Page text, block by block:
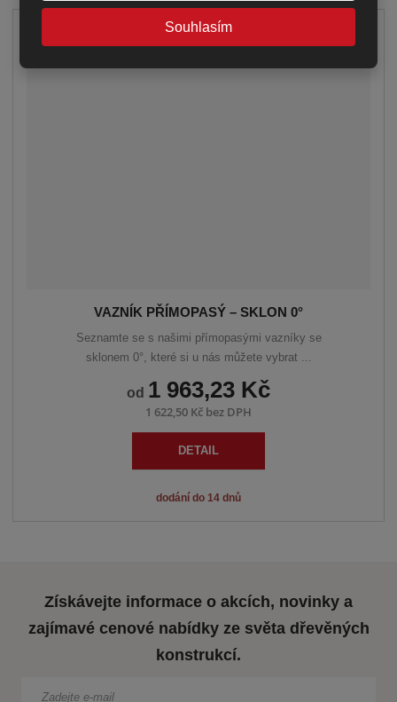
Souhlasím
VAZNÍK PŘÍMOPASÝ – SKLON 0°
od 1 963,23 Kč
1 622,50 Kč bez DPH
DETAIL
dodání do 14 dnů
Seznamte se s našimi přímopasými vazníky se
sklonem 0°, které si u nás můžete vybrat ...
Získávejte informace o akcích, novinky a
zajímavé cenové nabídky ze světa dřevěných
konstrukcí.